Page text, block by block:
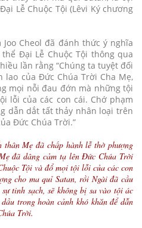
Lễ Chuộc Tội (Lêvi Ký chương
Cheol đã đánh thức ý nghĩa
Đại Lễ Chuộc Tội thông qua
lần rằng “Chúng ta tuyệt đối
của Đức Chúa Trời Cha Mẹ,
mọi nỗi đau đớn mà những tội
lỗi của các con cái. Chớ phạm
dẫn dắt tất thảy nhân loại trên
Đức Chúa Trời.”
thân Mẹ đã chấp hành lễ thờ phượng
đã dâng cảm tạ lên Đức Chúa Trời
Tội và đổ mọi tội lỗi của các con
cho ma quỉ Satan, rồi Ngài đã cầu
tinh sạch, sẽ không bị sa vào tội ác
trong hoàn cảnh khó khăn để dẫn
Trời.